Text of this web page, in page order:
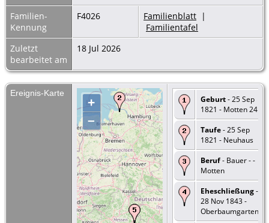
Familien-
Kennung
F4026 Familienblatt |
Familientafel
Zuletzt
bearbeitet am
18 Jul 2026
Ereignis-Karte
+
–
Geburt- 25 Sep
1821 - Motten 24
Taufe- 25 Sep
1821 - Neuhaus
Beruf- Bauer - -
Motten
Eheschließung-
28 Nov 1843 -
Oberbaumgarten